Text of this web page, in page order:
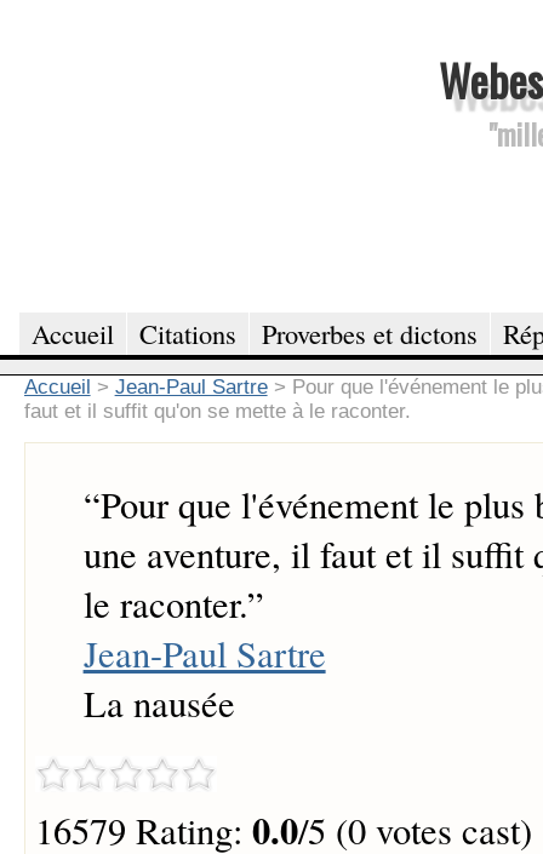
Accueil Citations Proverbes et dictons
Accueil > Jean-Paul Sartre > Pour que l'événement le
faut et il suffit qu'on se mette à le raconter.
“Pour que l'événement le plus
une aventure, il faut et il suffit
le raconter.”
Jean-Paul Sartre
La nausée
16579 Rating: 0.0/5 (0 votes cast)